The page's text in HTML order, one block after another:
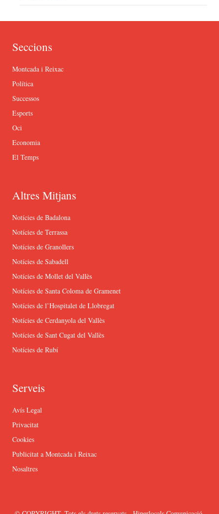
Seccions
Montcada i Reixac
Política
Successos
Esports
Oci
Economia
El Temps
Altres Mitjans
Notícies de Badalona
Notícies de Terrassa
Notícies de Granollers
Notícies de Sabadell
Notícies de Mollet del Vallès
Notícies de Santa Coloma de Gramenet
Notícies de l’Hospitalet de Llobregat
Notícies de Cerdanyola del Vallès
Notícies de Sant Cugat del Vallès
Notícies de Rubí
Serveis
Avís Legal
Privacitat
Cookies
Publicitat a Montcada i Reixac
Nosaltres